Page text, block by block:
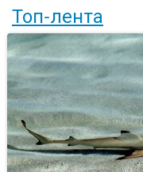
Топ-лента